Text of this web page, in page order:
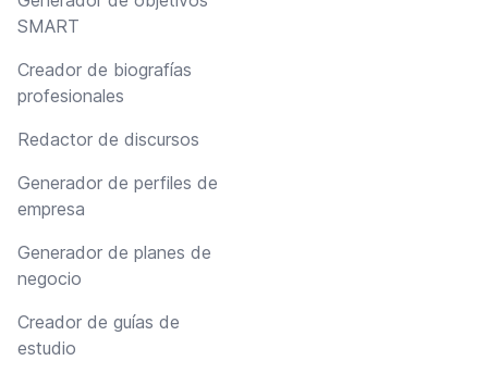
SMART
Creador de biografías
profesionales
Redactor de discursos
Generador de perfiles de
empresa
Generador de planes de
negocio
Creador de guías de
estudio